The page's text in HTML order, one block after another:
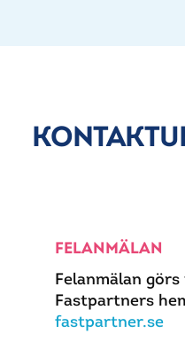
FELANMÄLAN
Felanmälan görs
Fastpartners
fastpartner.se